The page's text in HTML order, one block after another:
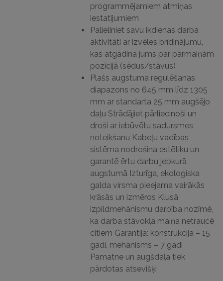
programmējamiem atmiņas
iestatījumiem
Palieliniet savu ikdienas darba
aktivitāti ar izvēles brīdinājumu,
kas atgādina jums par pārmaiņām
pozīcijā (sēdus/stāvus)
Plašs augstuma regulēšanas
diapazons no 645 mm līdz 1305
mm ar standarta 25 mm augšējo
daļu Strādājiet pārliecinoši un
droši ar iebūvētu sadursmes
noteikšanu Kabeļu vadības
sistēma nodrošina estētiku un
garantē ērtu darbu jebkurā
augstumā Izturīga, ekoloģiska
galda virsma pieejama vairākās
krāsās un izmēros Klusā
izpildmehānismu darbība nozīmē,
ka darba stāvokļa maiņa netraucē
citiem Garantija: konstrukcija – 15
gadi, mehānisms – 7 gadi
Pamatne un augšdaļa tiek
pārdotas atsevišķi